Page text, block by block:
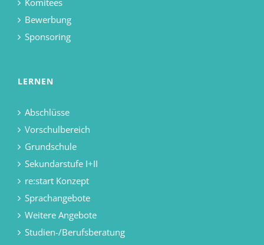
Komitees
Bewerbung
Sponsoring
LERNEN
Abschlüsse
Vorschulbereich
Grundschule
Sekundarstufe I+II
re:start Konzept
Sprachangebote
Weitere Angebote
Studien-/Berufsberatung